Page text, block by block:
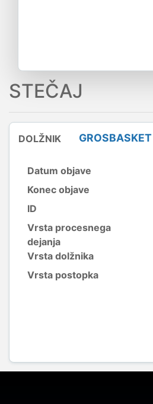
STEČAJ
DOLŽNIK
Datum objave
Konec objave
ID
Vrsta procesnega
dejanja
Vrsta dolžnika
Vrsta postopka